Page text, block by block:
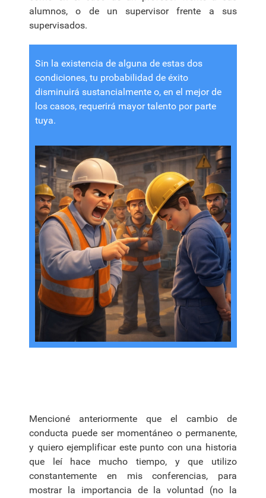
alumnos, o de un supervisor frente a sus
supervisados.
Sin la existencia de alguna de estas dos
condiciones, tu probabilidad de éxito
disminuirá sustancialmente o, en el mejor de
los casos, requerirá mayor talento por parte
tuya.
Mencioné anteriormente que el cambio de
conducta puede ser momentáneo o permanente,
y quiero ejemplificar este punto con una historia
que leí hace mucho tiempo, y que utilizo
constantemente en mis conferencias, para
mostrar la importancia de la voluntad (no la